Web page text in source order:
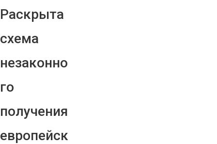
Раскрыта
схема
незаконно
го
получения
европейск